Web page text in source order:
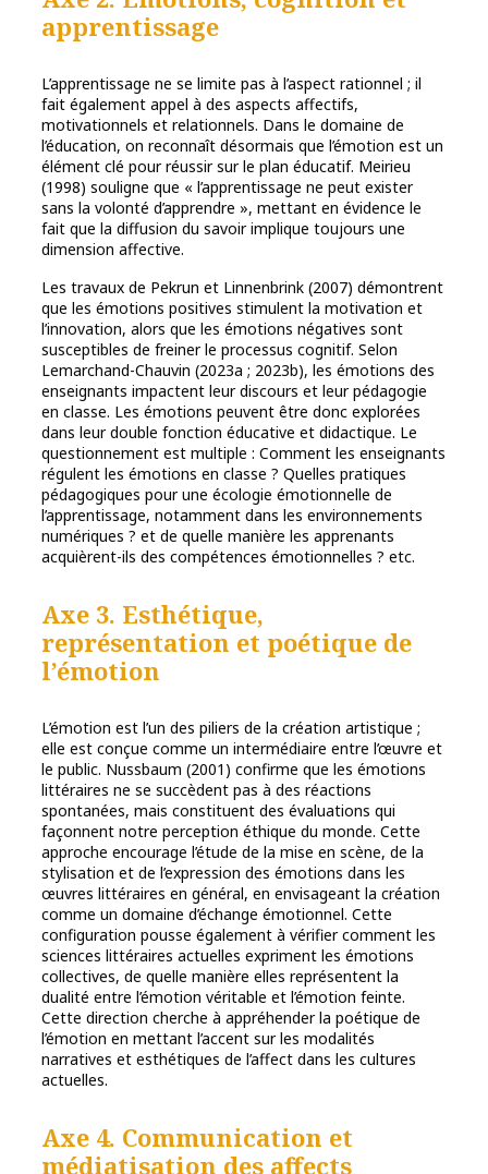
apprentissage
L’apprentissage ne se limite pas à l’aspect rationnel ; il
fait également appel à des aspects affectifs,
motivationnels et relationnels. Dans le domaine de
l’éducation, on reconnaît désormais que l’émotion est un
élément clé pour réussir sur le plan éducatif. Meirieu
(1998) souligne que « l’apprentissage ne peut exister
sans la volonté d’apprendre », mettant en évidence le
fait que la diffusion du savoir implique toujours une
dimension affective.
Les travaux de Pekrun et Linnenbrink (2007) démontrent
que les émotions positives stimulent la motivation et
l’innovation, alors que les émotions négatives sont
susceptibles de freiner le processus cognitif. Selon
Lemarchand-Chauvin (2023a ; 2023b), les émotions des
enseignants impactent leur discours et leur pédagogie
en classe. Les émotions peuvent être donc explorées
dans leur double fonction éducative et didactique. Le
questionnement est multiple : Comment les enseignants
régulent les émotions en classe ? Quelles pratiques
pédagogiques pour une écologie émotionnelle de
l’apprentissage, notamment dans les environnements
numériques ? et de quelle manière les apprenants
acquièrent-ils des compétences émotionnelles ? etc.
Axe 3. Esthétique,
représentation et poétique de
l’émotion
L’émotion est l’un des piliers de la création artistique ;
elle est conçue comme un intermédiaire entre l’œuvre et
le public. Nussbaum (2001) confirme que les émotions
littéraires ne se succèdent pas à des réactions
spontanées, mais constituent des évaluations qui
façonnent notre perception éthique du monde. Cette
approche encourage l’étude de la mise en scène, de la
stylisation et de l’expression des émotions dans les
œuvres littéraires en général, en envisageant la création
comme un domaine d’échange émotionnel. Cette
configuration pousse également à vérifier comment les
sciences littéraires actuelles expriment les émotions
collectives, de quelle manière elles représentent la
dualité entre l’émotion véritable et l’émotion feinte.
Cette direction cherche à appréhender la poétique de
l’émotion en mettant l’accent sur les modalités
narratives et esthétiques de l’affect dans les cultures
actuelles.
Axe 4. Communication et
médiatisation des affects